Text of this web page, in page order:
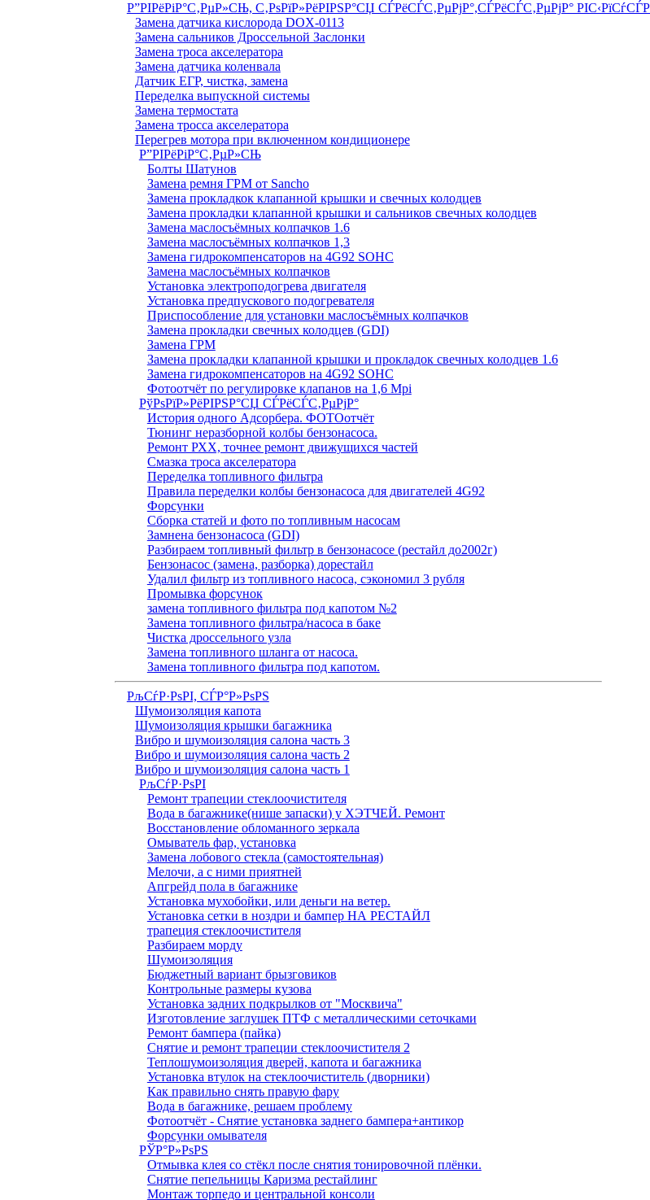
Р”РІРёРіР°С‚РµР»СЊ, С‚РѕРїР»РёРІРЅР°СЏ СЃРёСЃС‚РµРјР°,СЃРёСЃС‚РµРјР°
Замена датчика кислорода DOX-0113
Замена сальников Дроссельной Заслонки
Замена троса акселератора
Замена датчика коленвала
Датчик ЕГР, чистка, замена
Переделка выпускной системы
Замена термостата
Замена тросса акселератора
Перегрев мотора при включенном кондиционере
Р”РІРёРіР°С‚РµР»СЊ
Болты Шатунов
Замена ремня ГРМ от Sancho
Замена прокладкок клапанной крышки и свечных колодцев
Замена прокладки клапанной крышки и сальников свечных колодцев
Замена маслосъёмных колпачков 1.6
Замена маслосъёмных колпачков 1,3
Замена гидрокомпенсаторов на 4G92 SOHC
Замена маслосъёмных колпачков
Установка электроподогрева двигателя
Установка предпускового подогревателя
Приспособление для установки маслосъёмных колпачков
Замена прокладки свечных колодцев (GDI)
Замена ГРМ
Замена прокладки клапанной крышки и прокладок свечных колодцев 1.6
Замена гидрокомпенсаторов на 4G92 SOHC
Фотоотчёт по регулировке клапанов на 1,6 Mpi
РўРѕРїР»РёРІРЅР°СЏ СЃРёСЃС‚РµРјР°
История одного Адсорбера. ФОТОотчёт
Тюнинг неразборной колбы бензонасоса.
Ремонт РХХ, точнее ремонт движущихся частей
Смазка троса акселератора
Переделка топливного фильтра
Правила переделки колбы бензонасоса для двигателей 4G92
Форсунки
Сборка статей и фото по топливным насосам
Замнена бензонасоса (GDI)
Разбираем топливный фильтр в бензонасосе (рестайл до2002г)
Бензонасос (замена, разборка) дорестайл
Удалил фильтр из топливного насоса, сэкономил 3 рубля
Промывка форсунок
замена топливного фильтра под капотом №2
Замена топливного фильтра/насоса в баке
Чистка дроссельного узла
Замена топливного шланга от насоса.
Замена топливного фильтра под капотом.
РљСѓР·РѕРІ, СЃР°Р»РѕРЅ
Шумоизоляция капота
Шумоизоляция крышки багажника
Вибро и шумоизоляция салона часть 3
Вибро и шумоизоляция салона часть 2
Вибро и шумоизоляция салона часть 1
РљСѓР·РѕРІ
Ремонт трапеции стеклоочистителя
Вода в багажнике(нише запаски) у ХЭТЧЕЙ. Ремонт
Восстановление обломанного зеркала
Омыватель фар, установка
Замена лобового стекла (самостоятельная)
Мелочи, а с ними приятней
Апгрейд пола в багажнике
Установка мухобойки, или деньги на ветер.
Установка сетки в ноздри и бампер НА РЕСТАЙЛ
трапеция стеклоочистителя
Разбираем морду
Шумоизоляция
Бюджетный вариант брызговиков
Контрольные размеры кузова
Установка задних подкрылков от "Москвича"
Изготовление заглушек ПТФ с металлическими сеточками
Ремонт бампера (пайка)
Снятие и ремонт трапеции стеклоочистителя 2
Теплошумоизоляция дверей, капота и багажника
Установка втулок на стеклоочиститель (дворники)
Как правильно снять правую фару
Вода в багажнике, решаем проблему
Фотоотчёт - Снятие установка заднего бампера+антикор
Форсунки омывателя
РЎР°Р»РѕРЅ
Отмывка клея со стёкл после снятия тонировочной плёнки.
Снятие пепельницы Каризма рестайлинг
Монтаж торпедо и центральной консоли